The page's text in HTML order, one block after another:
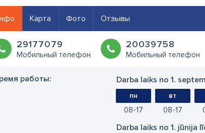
Карта Фото Отзывы
29177079
Мобильный телефон
20039758
Мобильный телефон
работы: Darba laiks no 1.
пн
08 17
вт
08 17
Darba laiks no 1. jūnija